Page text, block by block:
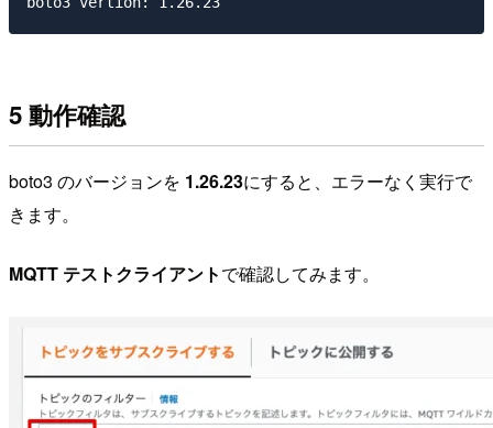
5 動作確認
boto3 のバージョンを 1.26.23にすると、エラーなく実行で
きます。
MQTT テストクライアントで確認してみます。